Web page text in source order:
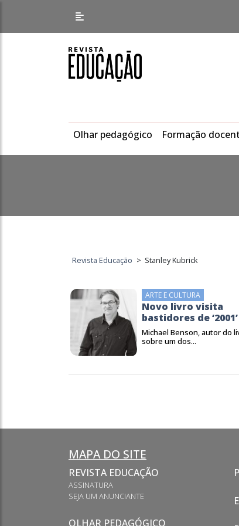
Olhar pedagógico Formação
Revista Educação > Stanley Kubrick
ARTE E CULTURA
Novo livro visita
bastidores de ‘2001’
Michael Benson, autor do
sobre um dos...
MAPA DO SITE
REVISTA EDUCAÇÃO
ASSINATURA
SEJA UM ANUNCIANTE
OLHAR PEDAGÓGICO